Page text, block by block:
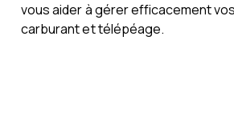
vous aider à gérer efficacement
carburant et télépéage.